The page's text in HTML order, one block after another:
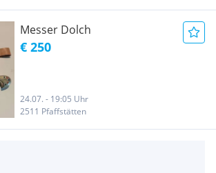
Messer Dolch
€ 250
24.07. - 19:05 Uhr
2511 Pfaffstätten